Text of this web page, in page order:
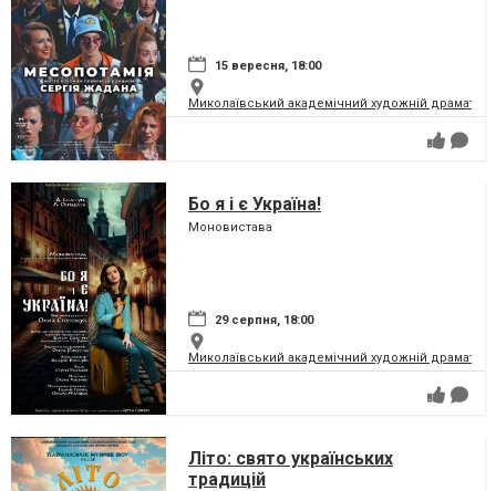
15 вересня, 18:00
Миколаївський академічний художній
Бо я і є Україна!
Моновистава
29 серпня, 18:00
Миколаївський академічний художній
Літо: свято українських
традицій